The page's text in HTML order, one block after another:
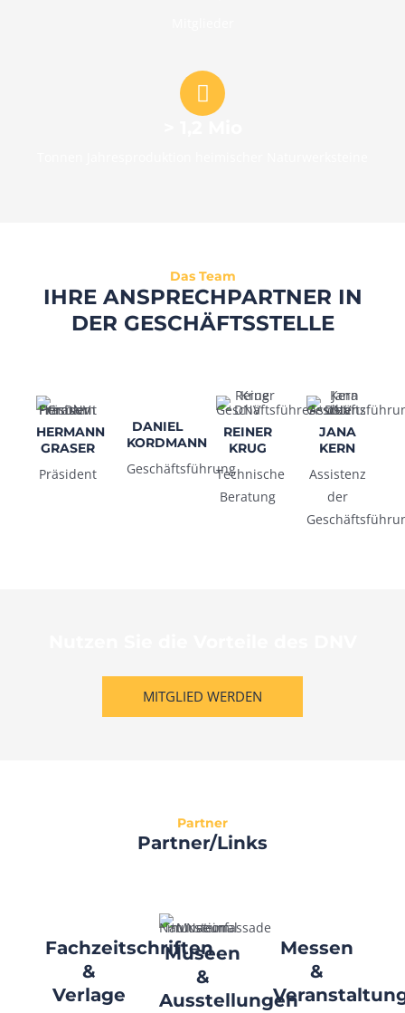
Das Team
IHRE ANSPRECHPARTNER IN
DER GESCHÄFTSSTELLE
HERMANN
GRASER
Präsident
DANIEL
KORDMANN
Geschäftsführung
REINER
KRUG
Technische
Beratung
JANA
KERN
Assistenz
der
MITGLIED WERDEN
Partner
Partner/Links
Fachzeitschriften
&
Verlage
Museen
&
Ausstellungen
Messen
&